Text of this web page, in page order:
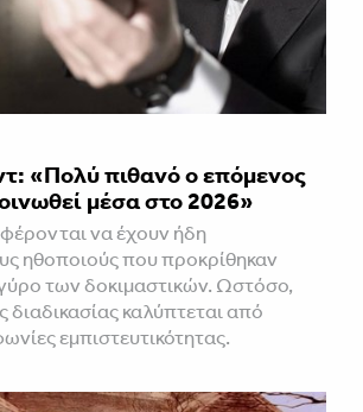
«Πολύ πιθανό ο επόμενος
μέσα στο 2026»
να έχουν ήδη
ηθοποιούς που προκρίθηκαν
των δοκιμαστικών. Ωστόσο,
διαδικασίας καλύπτεται από
εμπιστευτικότητας.